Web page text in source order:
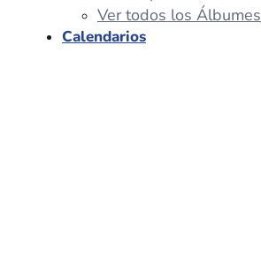
Ver todos los Álbumes
Calendarios